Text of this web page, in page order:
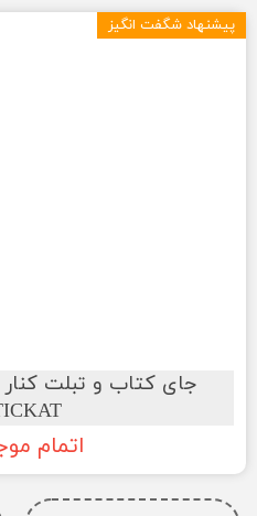
جای کتاب و تبلت
اتمام
پیشنهاد شگفت انگیز